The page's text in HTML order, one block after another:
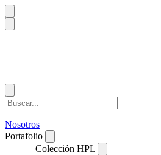
Nosotros
Portafolio
Colección HPL